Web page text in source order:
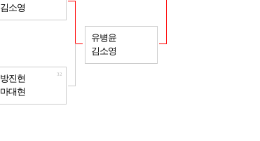
김소영
방진현
마대현
32
유병윤
김소영